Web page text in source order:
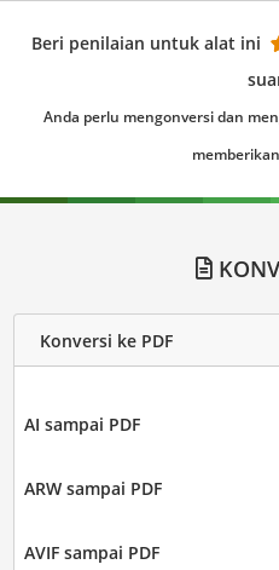
Beri penilaian untuk alat ini
Anda perlu mengonversi dan
Konversi ke PDF
AI sampai PDF
ARW sampai PDF
AVIF sampai PDF